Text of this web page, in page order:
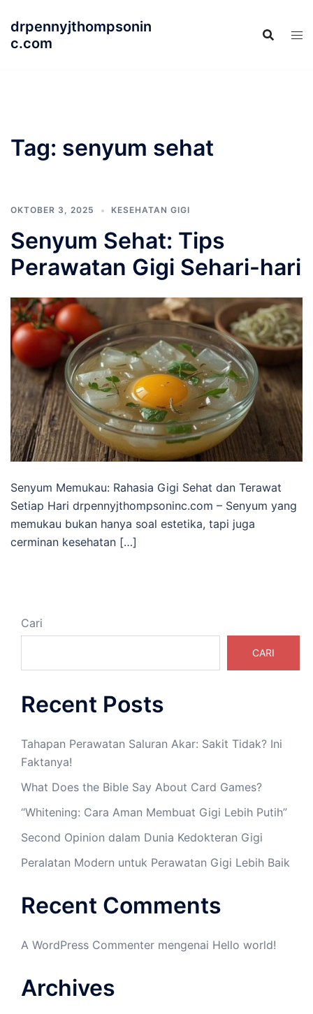
kedrpennyjthompsonin
c.com
Tag: senyum sehat
OKTOBER 3, 2025 KESEHATAN GIGI
Senyum Sehat: Tips
Perawatan Gigi Sehari-hari
Senyum Memukau: Rahasia Gigi Sehat dan Terawat
Setiap Hari drpennyjthompsoninc.com – Senyum yang
memukau bukan hanya soal estetika, tapi juga
cerminan kesehatan […]
Cari
CARI
Recent Posts
Tahapan Perawatan Saluran Akar: Sakit Tidak? Ini
Faktanya!
What Does the Bible Say About Card Games?
“Whitening: Cara Aman Membuat Gigi Lebih Putih”
Second Opinion dalam Dunia Kedokteran Gigi
Peralatan Modern untuk Perawatan Gigi Lebih Baik
Recent Comments
A WordPress Commenter mengenai Hello world!
Archives